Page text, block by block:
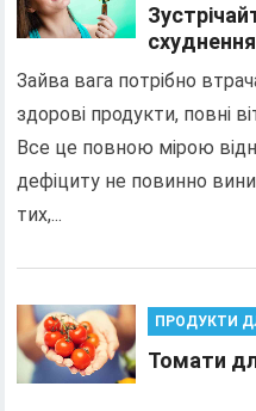
схуднення
Зайва вага потрібно
здорові продукти, повні
Все це повною мірою
дефіциту не повинно
тих,...
ПРОДУКТИ
Томати